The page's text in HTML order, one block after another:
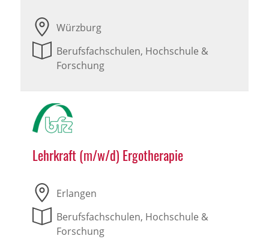
Würzburg
Berufsfachschulen, Hochschule &
Forschung
Lehrkraft (m/w/d) Ergotherapie
Erlangen
Berufsfachschulen, Hochschule &
Forschung